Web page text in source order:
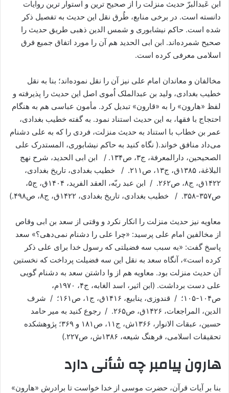
ابن عَبدالبرّ حدیث منزلت را از صحیح ترین و استوار ترین روایات
دانسته است. در برخی منابع، طُرق نقل این حدیث به تفصیل ذکر
شده است. حاکم نیشابوری و شمس الدین ذهبی طریق حدیث را
صحیح شمرده‌اند. ابن ابی الحدید هم آن را مورد اتفاق جمیع فرق
اسلامی معرفی کرده است.
مخالفان و معاندان امام علی نیز آن را نقل نموده‌اند؛ بنا به نقل
خطیب بغدادی، ولید بن عبدالملک اُموی اصل این حدیث را پذیرفته و
لفظ «هارون» را به «قارون» تبدیل کرد. مأمون عباسی هم به هنگام
احتجاج با فقها، به این حدیث استناد نمود. به گفته خطیب بغدادی،
عمر بن خطاب با استناد به حدیث منزلت، فردی را که به علی دشنام
می‌داد منافق خواند.( نگاه کنید به حاکم نیشابوری، المستدرک علی
الصحیحین، دارالمعرفة، ج۳، ص۱۳۴. / ابن ابی الحدید، شرح نهج
البلاغة، ۱۳۸۵ق، ج۱۳، ص۲۱۱. / خطیب بغدادی، تاریخ بغدادی،
۱۴۲۲ق، ج۸، ص۲۶۲. / ابن عبد ربّه، العقد الفرید، ۱۴۰۴ق، ج۵،
ص۳۵۷-۳۵۸. / خطیب بغدادی، تاریخ بغدادی، ۱۴۲۲ق، ج۸، ص۴۹۸.)
معاویه نیز حدیث منزلت را انکار نکرد و وقتی از سعد بن ابی وقاص
از مخالفین امام علی پرسید: «چرا علی را دشنام نمی‌دهی؟» سعد
پاسخ گفت: «به سبب سه فضیلتى که رسول خدا برای علی ذکر
کرده است»، آنگاه سعد به نقل این سه فضیلت پرداخت که نخستین
آن حدیث منزلت بود. معاویه هم از وا داشتن سعد به دشنام گویی
علی دست برداشت. (ابن اثیر، اسد الغابه، ج۴، ۱۹۷۰م،
ص۱۰۴-۱۰۵؛ / قندوزی، ینابیع، ۱۴۱۶ق، ج۱، ص۱۶۱؛ / شرف
الدین، المراجعات، ۱۴۲۶ق، ص۲۶۵. / رجوع کنید به میر حامد
حسین، عبقات الانوار، ۱۳۶۶ش، ج‏۱۱، ص۱۸۱ و ۳۶۹؛ پژوهشکده
تحقیقات اسلامی، فرهنگ شیعه، ۱۳۸۶ش، ص۲۲۷.)
هارون پیامبر چه شأنی دارد
بنا بر آیات قرآن، حضرت موسى از خدا خواست تا برادرش «هارون»